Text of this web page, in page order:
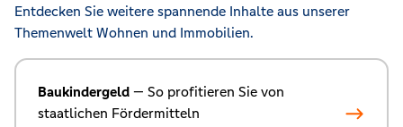
Entdecken Sie weitere spannende Inhalte aus unserer
Themenwelt Wohnen und Immobilien.
Baukindergeld — So profitieren Sie von
staatlichen Fördermitteln